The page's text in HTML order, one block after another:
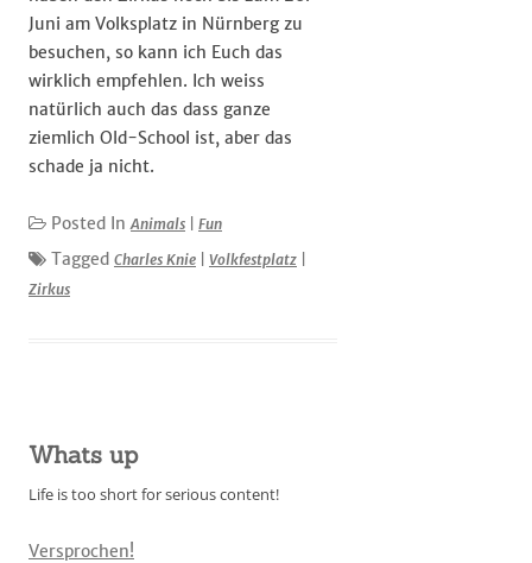
Juni am Volksplatz in Nürnberg zu
besuchen, so kann ich Euch das
wirklich empfehlen. Ich weiss
natürlich auch das dass ganze
ziemlich Old-School ist, aber das
schade ja nicht.
Posted InAnimals Fun
Tagged Charles Knie Volkfestplatz
Zirkus
Whats up
Life is too short for serious content!
Versprochen!